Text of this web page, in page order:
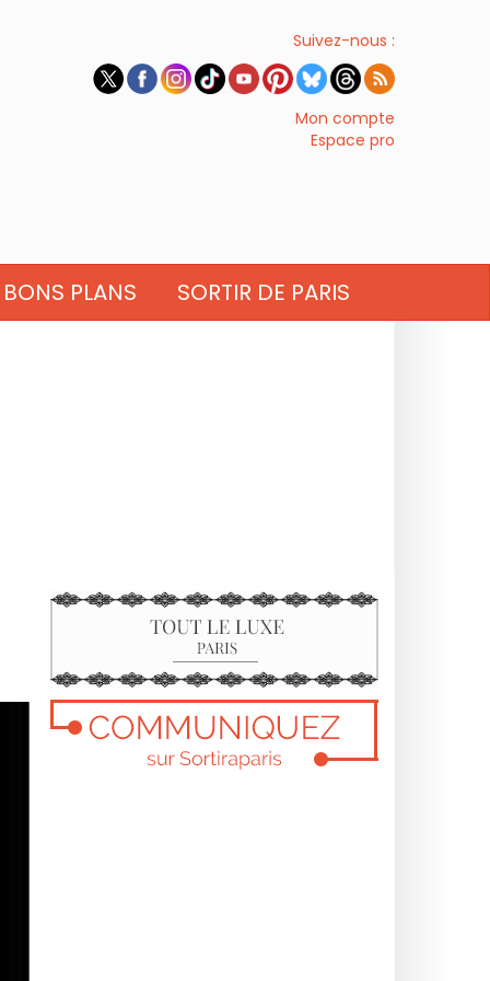
Suivez-nous :
Mon compte
Espace pro
BONS PLANS SORTIR DE PARIS